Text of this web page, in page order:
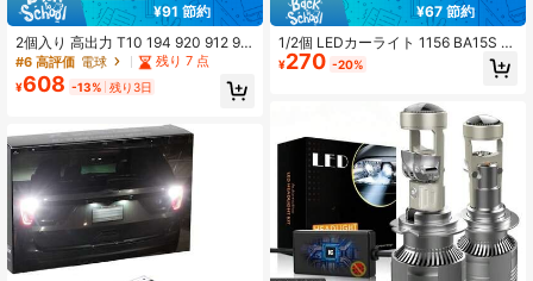
¥91 節約
2個入り 高出力 T10 194 920 912 92
1 168 LED キャンバス対応 超高輝度
54 SMD 4014チップ 車用 パーキン
グ バックアップ リバース ワイドラ
#6 高評価 電球 残り 7 点
¥608 -13% 残り3日
¥67 節約
1/2個 LEDカーライト 1156 BA15S P
21W BAU15S PY21W 1157 BAY15D
LEDバルブ ホワイトライト レッドラ
ンバスライト リバース ターンシグナ
ルライト 自動車部品
¥270 -20%